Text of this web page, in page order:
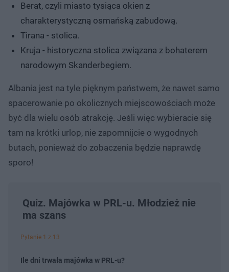
Berat, czyli miasto tysiąca okien z
charakterystyczną osmańską zabudową.
Tirana - stolica.
Kruja - historyczna stolica związana z bohaterem
narodowym Skanderbegiem.
Albania jest na tyle pięknym państwem, że nawet samo
spacerowanie po okolicznych miejscowościach może
być dla wielu osób atrakcję. Jeśli więc wybieracie się
tam na krótki urlop, nie zapomnijcie o wygodnych
butach, ponieważ do zobaczenia będzie naprawdę
sporo!
Quiz. Majówka w PRL-u. Młodzież nie
ma szans
Pytanie 1 z 13
Ile dni trwała majówka w PRL-u?